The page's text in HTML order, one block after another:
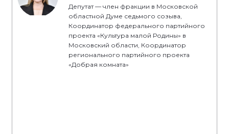
Депутат — член фракции в Московской
областной Думе седьмого созыва,
Координатор федерального партийного
проекта «Культура малой Родины» в
Московский области, Координатор
регионального партийного проекта
«Добрая комната»